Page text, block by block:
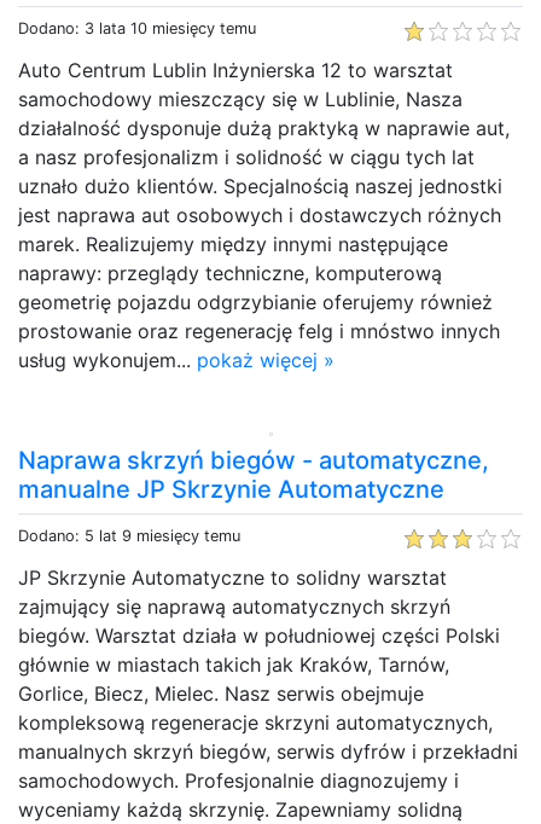
Dodano: 3 lata 10 miesięcy temu
Auto Centrum Lublin Inżynierska 12 to warsztat
samochodowy mieszczący się w Lublinie, Nasza
działalność dysponuje dużą praktyką w naprawie aut,
a nasz profesjonalizm i solidność w ciągu tych lat
uznało dużo klientów. Specjalnością naszej jednostki
jest naprawa aut osobowych i dostawczych różnych
marek. Realizujemy między innymi następujące
naprawy: przeglądy techniczne, komputerową
geometrię pojazdu odgrzybianie oferujemy również
prostowanie oraz regenerację felg i mnóstwo innych
usług wykonujem... pokaż więcej »
Naprawa skrzyń biegów - automatyczne,
manualne JP Skrzynie Automatyczne
Dodano: 5 lat 9 miesięcy temu
JP Skrzynie Automatyczne to solidny warsztat
zajmujący się naprawą automatycznych skrzyń
biegów. Warsztat działa w południowej części Polski
głównie w miastach takich jak Kraków, Tarnów,
Gorlice, Biecz, Mielec. Nasz serwis obejmuje
kompleksową regeneracje skrzyni automatycznych,
manualnych skrzyń biegów, serwis dyfrów i przekładni
samochodowych. Profesjonalnie diagnozujemy i
wyceniamy każdą skrzynię. Zapewniamy solidną